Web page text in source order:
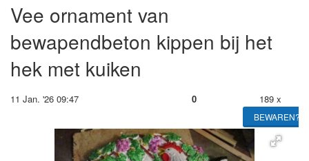
Vee ornament van
bewapendbeton kippen bij het
hek met kuiken
11 Jan. '26 09:47 0 189 x
BEWAREN?